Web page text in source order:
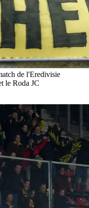
de l'Eredivisie
le Roda JC